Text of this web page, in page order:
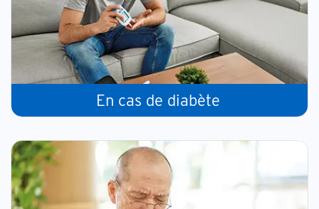
En cas de diabète